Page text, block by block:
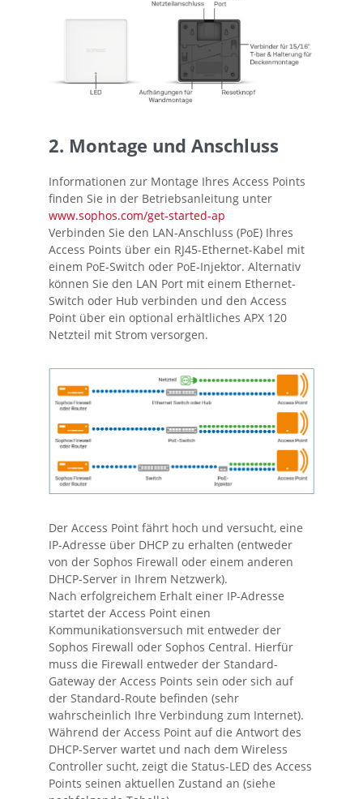
2. Montage und Anschluss
Informationen zur Montage Ihres Access Points
finden Sie in der Betriebsanleitung unter
www.sophos.com/get-started-ap
Verbinden Sie den LAN-Anschluss (PoE) Ihres
Access Points über ein RJ45-Ethernet-Kabel mit
einem PoE-Switch oder PoE-Injektor. Alternativ
können Sie den LAN Port mit einem Ethernet-
Switch oder Hub verbinden und den Access
Point über ein optional erhältliches APX 120
Netzteil mit Strom versorgen.
Der Access Point fährt hoch und versucht, eine
IP-Adresse über DHCP zu erhalten (entweder
von der Sophos Firewall oder einem anderen
DHCP-Server in Ihrem Netzwerk).
Nach erfolgreichem Erhalt einer IP-Adresse
startet der Access Point einen
Kommunikationsversuch mit entweder der
Sophos Firewall oder Sophos Central. Hierfür
muss die Firewall entweder der Standard-
Gateway der Access Points sein oder sich auf
der Standard-Route befinden (sehr
wahrscheinlich Ihre Verbindung zum Internet).
Während der Access Point auf die Antwort des
DHCP-Server wartet und nach dem Wireless
Controller sucht, zeigt die Status-LED des Access
Points seinen aktuellen Zustand an (siehe